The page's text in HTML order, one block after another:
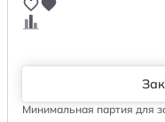
Минимальная партия для